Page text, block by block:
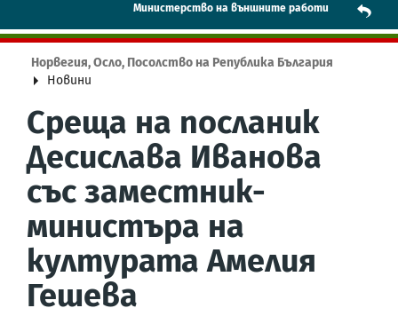
Mинистерство на външните работи
Норвегия, Осло, Посолство на Република България
Новини
Среща на посланик
Десислава Иванова
със заместник-
министъра на
културата Амелия
Гешева